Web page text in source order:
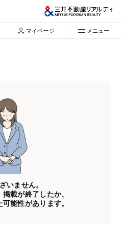
マイページ メニュー
いません。
載が終了したか、
能性があります。